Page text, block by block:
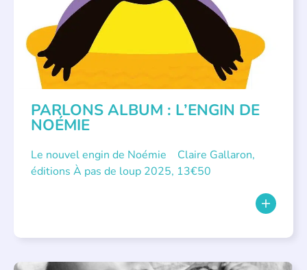
PARLONS ALBUM : L’ENGIN DE
NOÉMIE
Le nouvel engin de Noémie Claire Gallaron,
éditions À pas de loup 2025, 13€50